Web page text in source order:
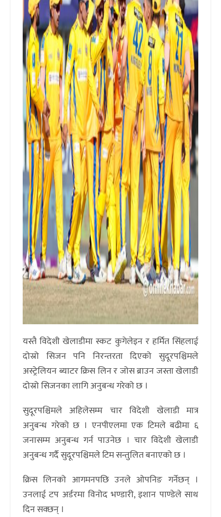
यस्तै विदेशी खेलाडीमा स्कट कुगेलेइन र हर्मित सिंहलाई
दोस्रो सिजन पनि निरन्तरता दिएको सुदूरपश्चिमले
अस्ट्रेलियन ब्याटर क्रिस लिन र जोस ब्राउन जस्ता खेलाडी
दोस्रो सिजनका लागि अनुबन्ध गरेको छ ।
सुदूरपश्चिमले अहिलेसम्म चार विदेशी खेलाडी मात्र
अनुबन्ध गरेको छ । एनपीएलमा एक टिमले बढीमा ६
जनासम्म अनुबन्ध गर्न पाउनेछ । चार विदेशी खेलाडी
अनुबन्ध गर्दै सुदूरपश्चिमले टिम सन्तुलित बनाएको छ ।
क्रिस लिनको आगमनपछि उनले ओपनिङ गर्नेछन् ।
उनलाई टप अर्डरमा विनोद भण्डारी, इशान पाण्डेले साथ
दिन सक्छन् ।